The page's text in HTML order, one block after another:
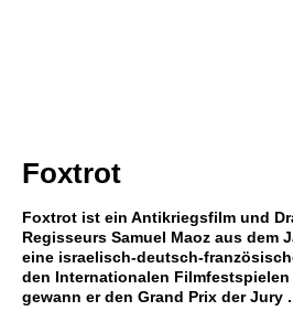
Foxtrot
Foxtrot ist ein Antikriegsfilm und
Regisseurs Samuel Maoz aus dem
eine israelisch-deutsch-
den Internationalen Filmfestspielen
gewann er den Grand Prix der Jury .